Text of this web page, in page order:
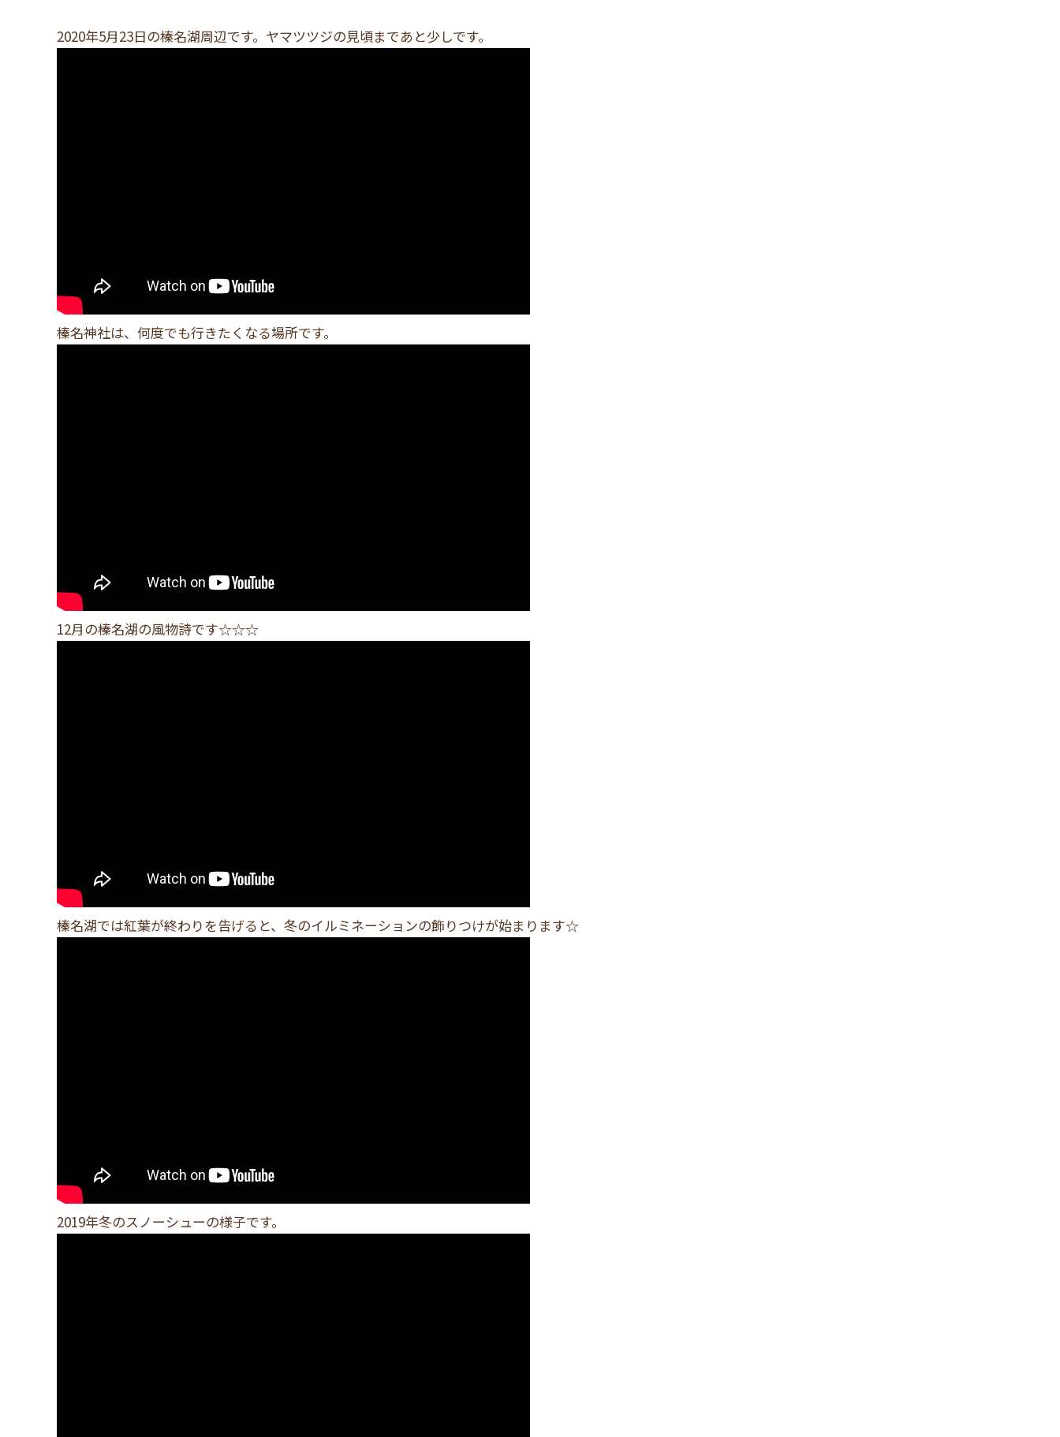
2020年5月23日の榛名湖周辺です。ヤマツツジの見頃まであと少しです。
榛名神社は、何度でも行きたくなる場所です。
12月の榛名湖の風物詩です☆☆☆
榛名湖では紅葉が終わりを告げると、冬のイルミネーションの飾りつけが始まります☆
2019年冬のスノーシューの様子です。